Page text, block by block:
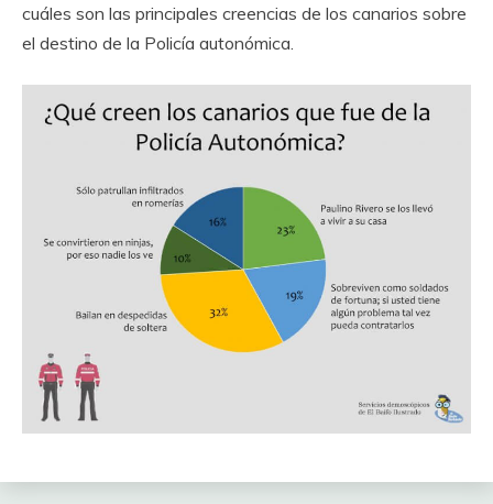
cuáles son las principales creencias de los canarios sobre
el destino de la Policía autonómica.